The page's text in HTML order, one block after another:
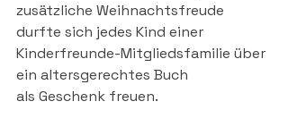
zusätzliche Weihnachtsfreude
durfte sich jedes Kind einer
Kinderfreunde-Mitgliedsfamilie über
ein altersgerechtes Buch
als Geschenk freuen.